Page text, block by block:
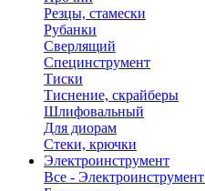
Резцы, стамески
Рубанки
Сверлящий
Специнструмент
Тиски
Тиснение, скрайберы
Шлифовальный
Для диорам
Стеки, крючки
Электроинструмент
Все - Электроинструмент